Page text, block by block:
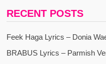
RECENT POSTS
Feek Haga Lyrics – Donia
BRABUS Lyrics – Parmish